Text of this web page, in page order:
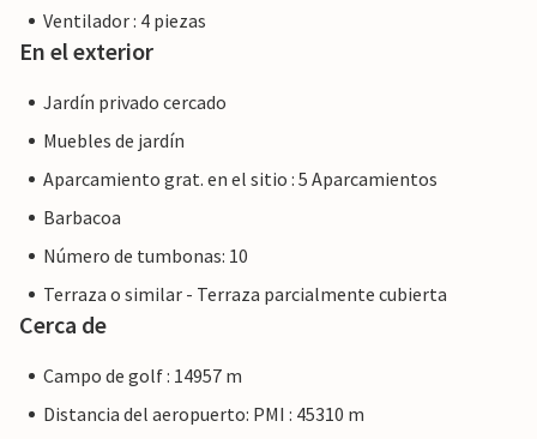
Ventilador : 4 piezas
En el exterior
Jardín privado cercado
Muebles de jardín
Aparcamiento grat. en el sitio : 5 Aparcamientos
Barbacoa
Número de tumbonas: 10
Terraza o similar - Terraza parcialmente cubierta
Cerca de
Campo de golf : 14957 m
Distancia del aeropuerto: PMI : 45310 m